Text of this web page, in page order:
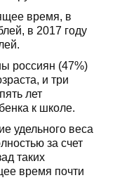
время, в
в 2017 году
россиян (47%)
и три
лет
к школе.
удельного веса
за счет
таких
время почти